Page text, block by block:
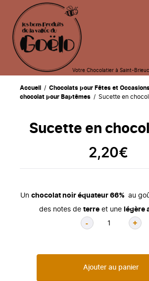
Votre Chocolatier à Saint-Brieuc
Accueil / Chocolats pour Fêtes et
chocolat pour Baptêmes / Sucette en
Sucette en
2,20€
Un chocolat noir équateur 66% au
des notes de terreet une légère
- Quantité +
Ajouter au panier